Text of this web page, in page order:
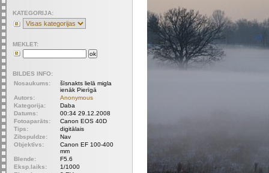
KATEGORIJA:
MEKLET:
BILDES INFO:
Nosaukums:
šīsnakts lielā migla
ienāk Pierīgā
Autors:
Anonymous
Kategorija:
Daba
Datums:
00:34 29.12.2008
Fotoaparāts:
Canon EOS 40D
Tips:
digitālais
Zibspuldze:
Nav
Objektīvs:
Canon EF 100-400
mm
Blende:
F5.6
Eksp.laiks:
1/1000